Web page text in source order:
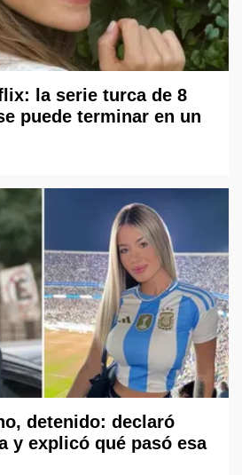
la serie turca de 8
puede terminar en un
detenido: declaró
y explicó qué pasó esa